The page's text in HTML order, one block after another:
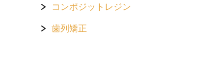
コンポジットレジン
歯列矯正